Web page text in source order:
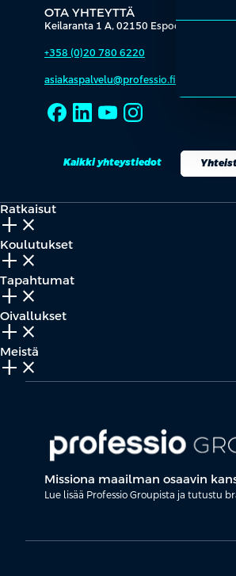
OTA YHTEYTTÄ
Keilaranta 1 A, 02150 Espoo
+358 (0)20 780 6220
asiakaspalvelu@professio.fi
Kaikki yhteystiedot
Ratkaisut
add_2 close
Koulutukset
add_2 close
Tapahtumat
add_2 close
Oivallukset
add_2 close
Meistä
add_2 close
Missiona maailman osaavin
Lue lisää Professio Groupista ja tutustu